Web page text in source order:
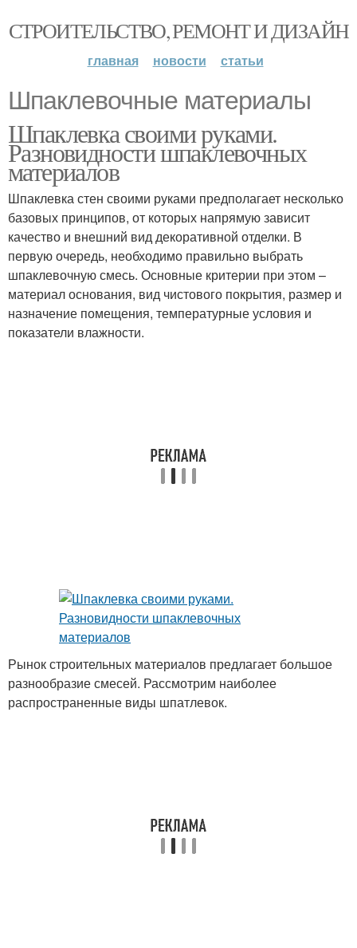
СТРОИТЕЛЬСТВО, РЕМОНТ И ДИЗАЙН
главная новости статьи
Шпаклевочные материалы
Шпаклевка своими руками.
Разновидности шпаклевочных
материалов
Шпаклевка стен своими руками предполагает несколько
базовых принципов, от которых напрямую зависит
качество и внешний вид декоративной отделки. В
первую очередь, необходимо правильно выбрать
шпаклевочную смесь. Основные критерии при этом –
материал основания, вид чистового покрытия, размер и
назначение помещения, температурные условия и
показатели влажности.
Рынок строительных материалов предлагает большое
разнообразие смесей. Рассмотрим наиболее
распространенные виды шпатлевок.